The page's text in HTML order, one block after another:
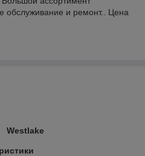
обслуживание и ремонт.. Цена
Westlake